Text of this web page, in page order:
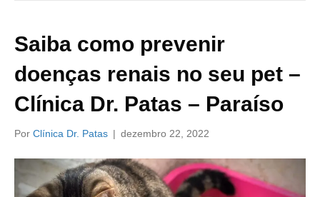
Saiba como prevenir
doenças renais no seu pet –
Clínica Dr. Patas – Paraíso
Por Clínica Dr. Patas | dezembro 22, 2022